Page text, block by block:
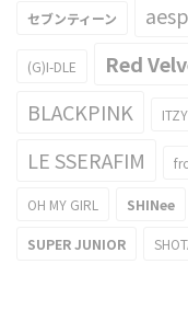
セブンティーン
(G)I-DLE Red
BLACKPINK ITZY
LE SSERAFIM
OH MY GIRL SHINee
SUPER JUNIOR